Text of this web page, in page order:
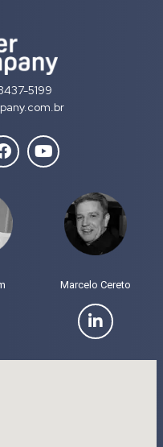
5199
Marcelo Cereto